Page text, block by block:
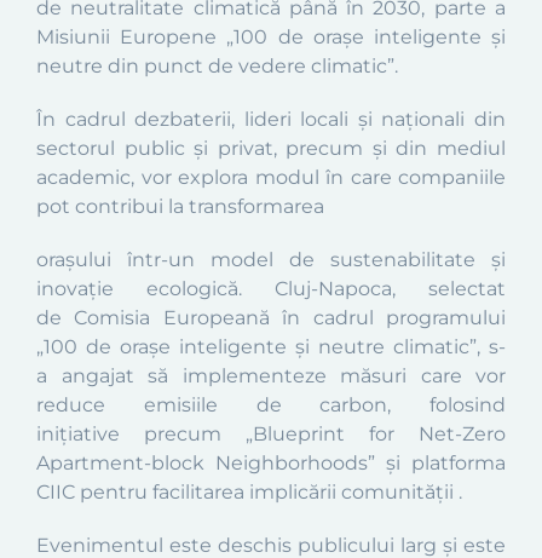
de neutralitate climatică până în 2030, parte a
Misiunii Europene „100 de orașe inteligente și
neutre din punct de vedere climatic”.
În cadrul dezbaterii, lideri locali și naționali din
sectorul public și privat, precum și din mediul
academic, vor explora modul în care companiile
pot contribui la transformarea
orașului într-un model de sustenabilitate și
inovație ecologică. Cluj-Napoca, selectat
de Comisia Europeană în cadrul programului
„100 de orașe inteligente și neutre climatic”, s-
a angajat să implementeze măsuri care vor
reduce emisiile de carbon, folosind
inițiative precum „Blueprint for Net-Zero
Apartment-block Neighborhoods” și platforma
CIIC pentru facilitarea implicării comunității .
Evenimentul este deschis publicului larg și este